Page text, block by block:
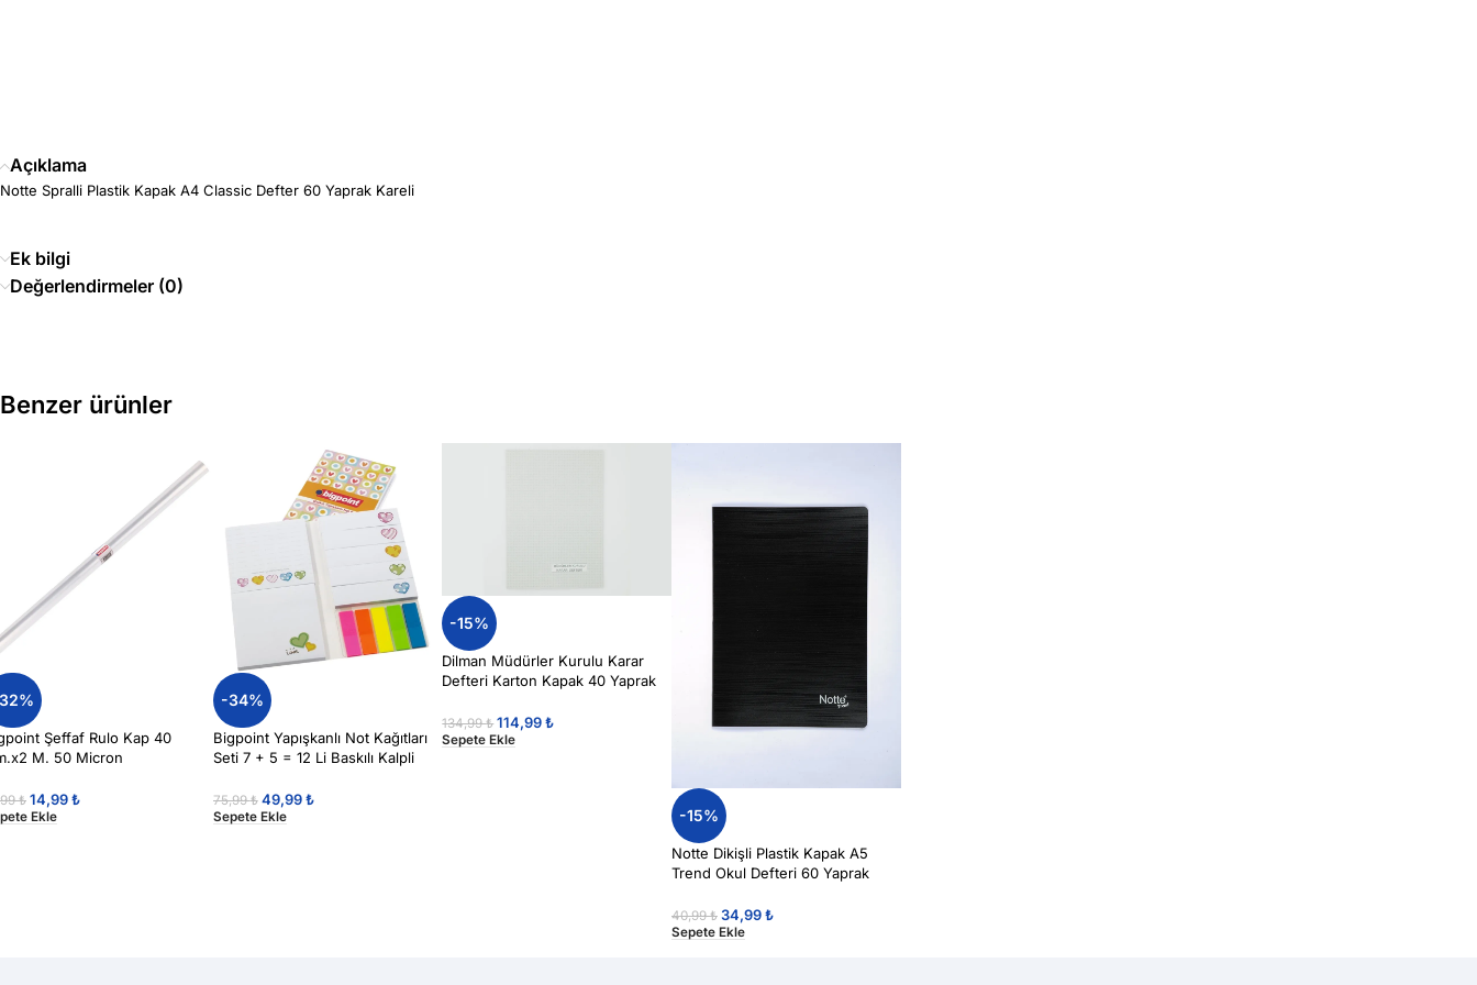
Açıklama
Notte Spralli Plastik Kapak A4 Classic Defter 60 Yaprak Kareli
Ek bilgi
Değerlendirmeler (0)
Benzer ürünler
Şeffaf Rulo Kap 40
M. 50 Micron
₺ 14,99₺
Ekle
-34%
Bigpoint Yapışkanlı Not Kağıtları
Seti 7 + 5 = 12 Li Baskılı Kalpli
75,99₺ 49,99₺
Sepete Ekle
-15%
Dilman Müdürler Kurulu Karar
Defteri Karton Kapak 40 Yaprak
134,99₺ 114,99₺
Sepete Ekle
-15%
Notte Dikişli Plastik Kapak A5
Trend Okul Defteri 60 Yaprak
40,99₺ 34,99₺
Sepete Ekle